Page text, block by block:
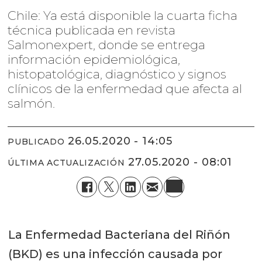
Chile: Ya está disponible la cuarta ficha
técnica publicada en revista
Salmonexpert, donde se entrega
información epidemiológica,
histopatológica, diagnóstico y signos
clínicos de la enfermedad que afecta al
salmón.
PUBLICADO 26.05.2020 - 14:05
ÚLTIMA ACTUALIZACIÓN 27.05.2020 - 08:01
La Enfermedad Bacteriana del Riñón
(BKD) es una infección causada por